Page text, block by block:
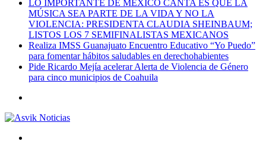
LO IMPORTANTE DE MÉXICO CANTA ES QUE LA
MÚSICA SEA PARTE DE LA VIDA Y NO LA
VIOLENCIA: PRESIDENTA CLAUDIA SHEINBAUM;
LISTOS LOS 7 SEMIFINALISTAS MEXICANOS
Realiza IMSS Guanajuato Encuentro Educativo “Yo Puedo”
para fomentar hábitos saludables en derechohabientes
Pide Ricardo Mejía acelerar Alerta de Violencia de Género
para cinco municipios de Coahuila